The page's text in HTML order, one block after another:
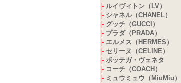
├ ルイヴィトン（LV）
├ シャネル（CHANEL）
├ グッチ（GUCCI）
├ プラダ（PRADA）
├ エルメス（HERMES）
├ セリーヌ（CELINE）
├ ボッテガ・ヴェネタ
├ コーチ（COACH）
├ ミュウミュウ（MiuMiu）